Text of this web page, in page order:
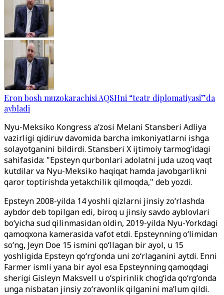
Eron bosh muzokarachisi AQSHni “teatr diplomatiyasi”da
aybladi
Nyu-Meksiko Kongress a’zosi Melani Stansberi Adliya
vazirligi qidiruv davomida barcha imkoniyatlarni ishga
solayotganini bildirdi. Stansberi X ijtimoiy tarmogʻidagi
sahifasida: "Epsteyn qurbonlari adolatni juda uzoq vaqt
kutdilar va Nyu-Meksiko haqiqat hamda javobgarlikni
qaror toptirishda yetakchilik qilmoqda," deb yozdi.
Epsteyn 2008-yilda 14 yoshli qizlarni jinsiy zoʻrlashda
aybdor deb topilgan edi, biroq u jinsiy savdo ayblovlari
boʻyicha sud qilinmasidan oldin, 2019-yilda Nyu-Yorkdagi
qamoqxona kamerasida vafot etdi. Epsteynning oʻlimidan
soʻng, Jeyn Doe 15 ismini qoʻllagan bir ayol, u 15
yoshligida Epsteyn qoʻrgʻonda uni zoʻrlaganini aytdi. Enni
Farmer ismli yana bir ayol esa Epsteynning qamoqdagi
sherigi Gisleyn Maksvell u oʻspirinlik chogʻida qoʻrgʻonda
unga nisbatan jinsiy zoʻravonlik qilganini ma’lum qildi.